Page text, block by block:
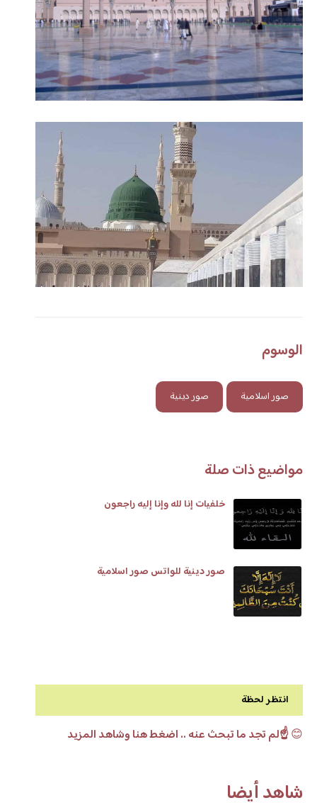
الوسوم
صور اسلامية صور دينية
مواضيع ذات صلة
خلفيات إنا لله وإنا إليه راجعون
صور دينية للواتس صور اسلامية
انتظر لحظة
😊☝️لم تجد ما تبحث عنه .. اضغط هنا وشاهد المزيد
شاهد أيضا